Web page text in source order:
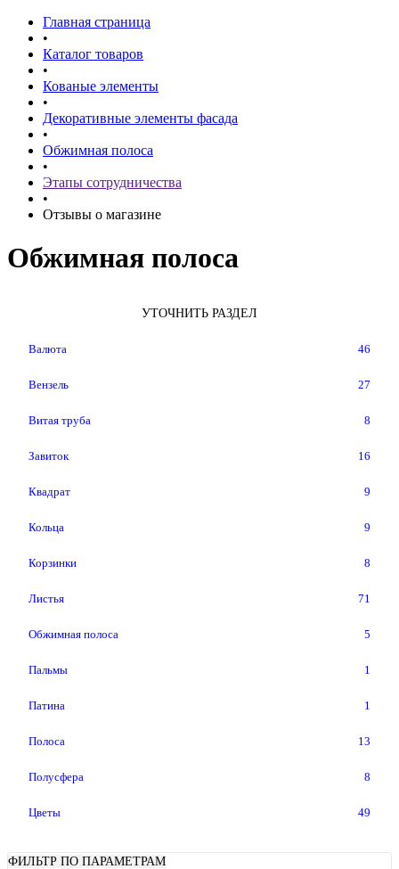
Главная страница
•
Каталог товаров
•
Кованые элементы
•
Декоративные элементы фасада
•
Обжимная полоса
•
Этапы сотрудничества
•
Отзывы о магазине
Обжимная полоса
УТОЧНИТЬ РАЗДЕЛ
Валюта 46
Вензель 27
Витая труба 8
Завиток 16
Квадрат 9
Кольца 9
Корзинки 8
Листья 71
Обжимная полоса 5
Пальмы 1
Патина 1
Полоса 13
Полусфера 8
Цветы 49
ФИЛЬТР ПО ПАРАМЕТРАМ